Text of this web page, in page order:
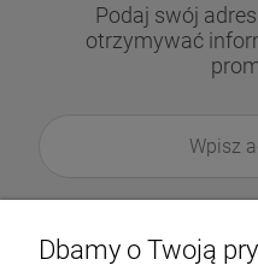
Podaj swój
otrzymywać
Dbamy o Twoją